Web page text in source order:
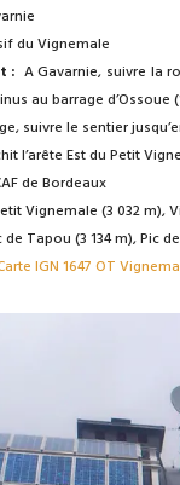
du Vignemale
: A Gavarnie, suivre la
au barrage d’Ossoue
suivre le sentier
l’arête Est du Petit
de Bordeaux
Vignemale (3 032 m),
de Tapou (3 134 m), Pic
IGN 1647 OT